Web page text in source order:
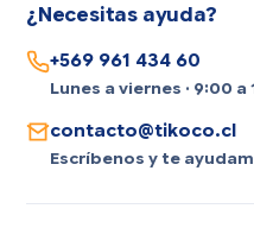
¿Necesitas ayuda?
+569 961 434 60
Lunes a viernes · 9:00 a
contacto@tikoco.cl
Escríbenos y te